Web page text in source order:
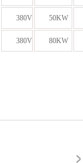
380V 50KW
380V 80KW